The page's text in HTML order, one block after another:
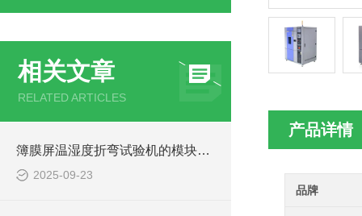
相关文章
RELATED ARTICLES
簿膜屏温湿度折弯试验机的模块化设计便于快速拆装维护
2025-09-23
产品详情
品牌